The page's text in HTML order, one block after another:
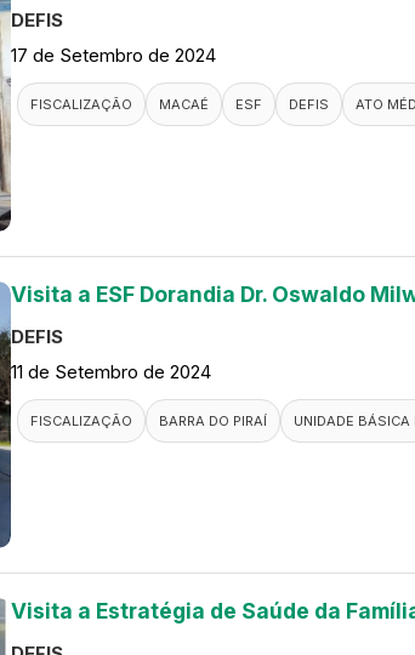
DEFIS
17 de Setembro de 2024
FISCALIZAÇÃO MACAÉ ESF DEFIS ATO
Visita a ESF Dorandia Dr. Oswaldo
DEFIS
11 de Setembro de 2024
FISCALIZAÇÃO BARRA DO PIRAÍ UNIDADE BÁSICA
Visita a Estratégia de Saúde da